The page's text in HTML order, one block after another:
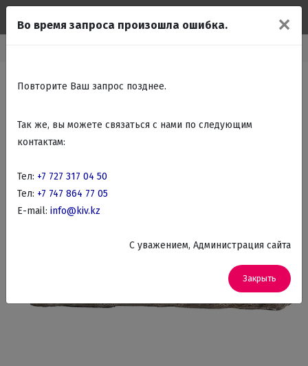
✕
Во время запроса произошла ошибка.
Повторите Ваш запрос позднее.
Так же, вы можете связаться с нами по следующим
контактам:
Тел: +7 727 317 04 50
Тел: +7 747 864 77 05
E-mail: info@kiv.kz
C уважением, Администрация сайта
Закрыть